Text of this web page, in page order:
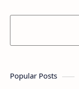
Popular Posts